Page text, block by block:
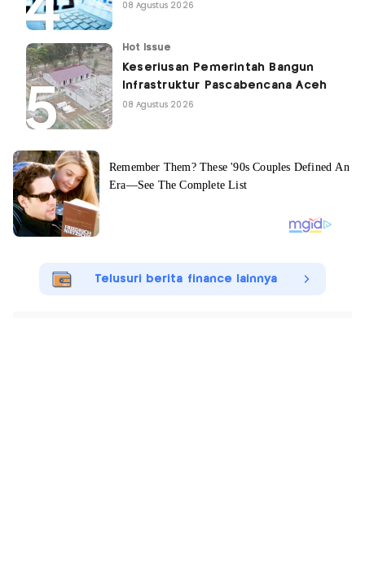
08 Agustus 2026
Hot Issue
Keseriusan Pemerintah Bangun
Infrastruktur Pascabencana Aceh
08 Agustus 2026
Telusuri berita finance lainnya